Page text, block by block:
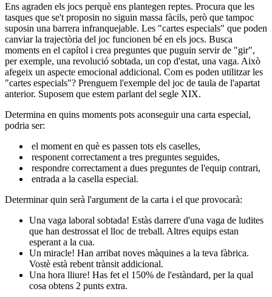
Ens agraden els jocs perquè ens plantegen reptes. Procura que les
tasques que se't proposin no siguin massa fàcils, però que tampoc
suposin una barrera infranquejable. Les "cartes especials" que poden
canviar la trajectòria del joc funcionen bé en els jocs. Busca
moments en el capítol i crea preguntes que puguin servir de "gir",
per exemple, una revolució sobtada, un cop d'estat, una vaga. Això
afegeix un aspecte emocional addicional. Com es poden utilitzar les
"cartes especials"? Prenguem l'exemple del joc de taula de l'apartat
anterior. Suposem que estem parlant del segle XIX.
Determina en quins moments pots aconseguir una carta especial,
podria ser:
el moment en què es passen tots els caselles,
responent correctament a tres preguntes seguides,
respondre correctament a dues preguntes de l'equip contrari,
entrada a la casella especial.
Determinar quin serà l'argument de la carta i el que provocarà:
Una vaga laboral sobtada! Estàs darrere d'una vaga de ludites
que han destrossat el lloc de treball. Altres equips estan
esperant a la cua.
Un miracle! Han arribat noves màquines a la teva fàbrica.
Vostè està rebent trànsit addicional.
Una hora lliure! Has fet el 150% de l'estàndard, per la qual
cosa obtens 2 punts extra.